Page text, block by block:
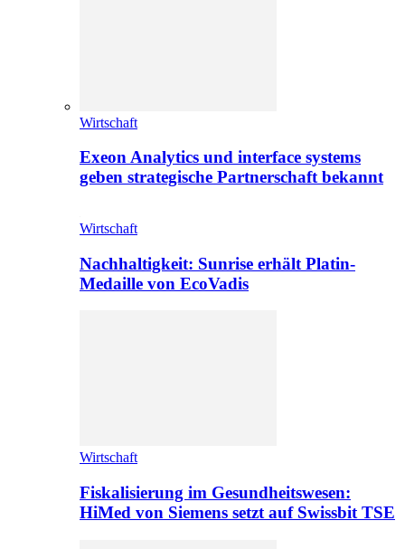
Wirtschaft
Exeon Analytics und interface systems
geben strategische Partnerschaft bekannt
Wirtschaft
Nachhaltigkeit: Sunrise erhält Platin-
Medaille von EcoVadis
Wirtschaft
Fiskalisierung im Gesundheitswesen:
HiMed von Siemens setzt auf Swissbit TSE